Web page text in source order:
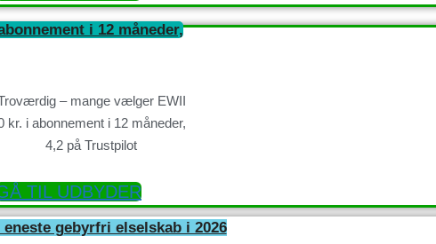
i 12 måneder,
– mange vælger EWII
kr. i abonnement i 12 måneder,
4,2 på Trustpilot
TIL UDBYDER
eneste gebyrfri elselskab i 2026